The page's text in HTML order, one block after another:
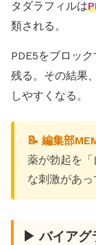
タダラフィルは
類される。
PDE5をブロッ
残る。その結果
しやすくなる。
📝 編集部
薬が勃起を
な刺激があっ
▶ バイアグ